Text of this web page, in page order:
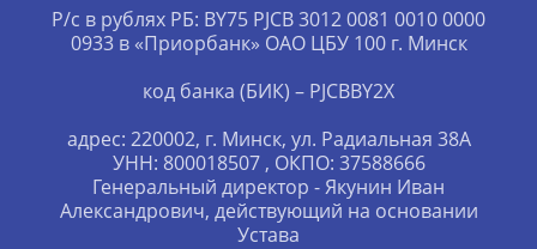
Р/с в рублях РБ: BY75 PJCB 3012 0081 0010 0000
0933 в «Приорбанк» ОАО ЦБУ 100 г. Минск
код банка (БИК) – PJCBBY2X
адрес: 220002, г. Минск, ул. Радиальная 38А
УНН: 800018507 , ОКПО: 37588666
Генеральный директор - Якунин Иван
Александрович, действующий на основании
Устава